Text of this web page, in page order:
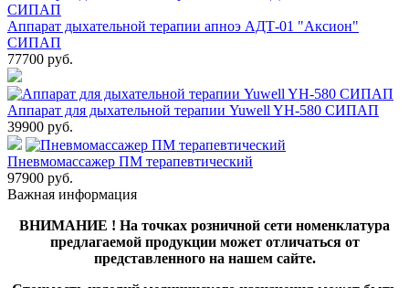
Аппарат дыхательной терапии апноэ АДТ-01 "Аксион"
СИПАП
77700 руб.
Аппарат для дыхательной терапии Yuwell YH-580 СИПАП
39900 руб.
Пневмомассажер ПМ терапевтический
97900 руб.
Важная информация
ВНИМАНИЕ ! На точках розничной сети номенклатура
предлагаемой продукции может отличаться от
представленного на нашем сайте.